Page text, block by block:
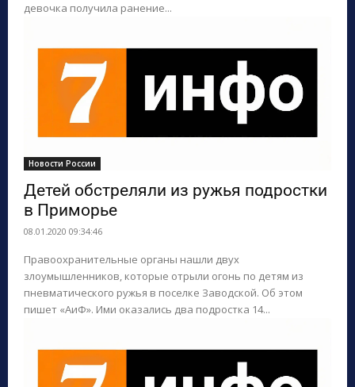
девочка получила ранение...
Новости России
Детей обстреляли из ружья подростки
в Приморье
08.01.2020 09:34:46
Правоохранительные органы нашли двух
злоумышленников, которые отрыли огонь по детям из
пневматического ружья в поселке Заводской. Об этом
пишет «АиФ». Ими оказались два подростка 14...